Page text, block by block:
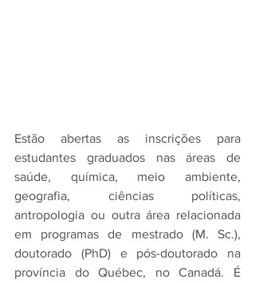
Estão abertas as inscrições para
estudantes graduados nas áreas de
saúde, química, meio ambiente,
geografia, ciências políticas,
antropologia ou outra área relacionada
em programas de mestrado (M. Sc.),
doutorado (PhD) e pós-doutorado na
província do Québec, no Canadá. É